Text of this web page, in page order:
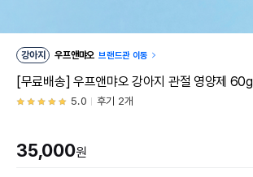
강아지 우프앤먀오 브랜드관 이동
[무료배송] 우프앤먀오 강아지 관절 영양제 60g
5.0 후기 2개
35,000원